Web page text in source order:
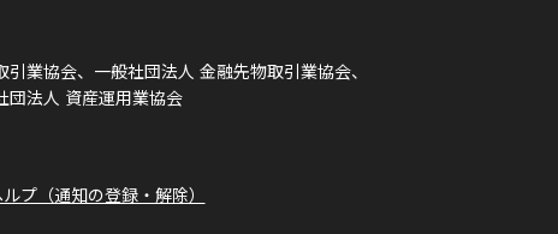
業協会、一般社団法人 金融先物取引業協会、
団法人 資産運用業協会
ルプ（通知の登録・解除）